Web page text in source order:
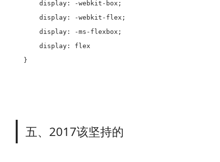
    display: -webkit-box;
    display: -webkit-flex;
    display: -ms-flexbox;
    display: flex
}
五、2017该坚持的